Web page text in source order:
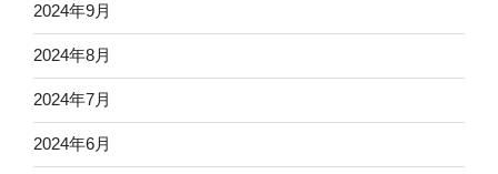
2024年9月
2024年8月
2024年7月
2024年6月